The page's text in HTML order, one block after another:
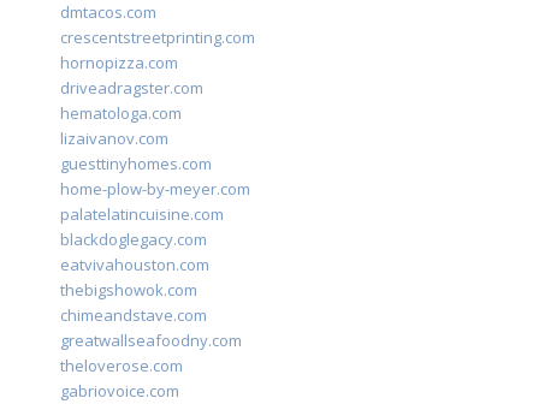
dmtacos.com
crescentstreetprinting.com
hornopizza.com
driveadragster.com
hematologa.com
lizaivanov.com
guesttinyhomes.com
home-plow-by-meyer.com
palatelatincuisine.com
blackdoglegacy.com
eatvivahouston.com
thebigshowok.com
chimeandstave.com
greatwallseafoodny.com
theloverose.com
gabriovoice.com